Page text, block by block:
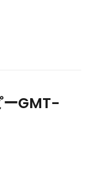
ーGMT-